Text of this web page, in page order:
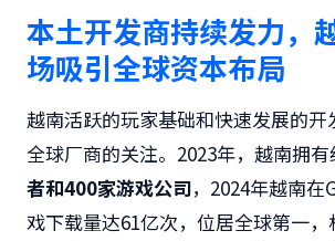
本土开发商持续发力，
场吸引全球资本布局
越南活跃的玩家基础和快速发展的开
全球厂商的关注。2023年，越南拥有
者和400家游戏公司，2024年越南
戏下载量达61亿次，位居全球第一